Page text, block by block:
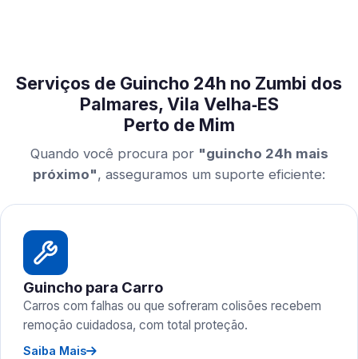
Serviços de Guincho 24h no Zumbi dos
Palmares, Vila Velha‑ES
Perto de Mim
Quando você procura por "guincho 24h mais
próximo", asseguramos um suporte eficiente:
Guincho para Carro
Carros com falhas ou que sofreram colisões recebem
remoção cuidadosa, com total proteção.
Saiba Mais